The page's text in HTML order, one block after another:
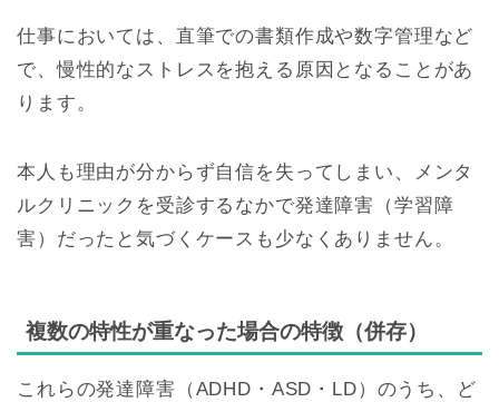
仕事においては、直筆での書類作成や数字管理など
で、慢性的なストレスを抱える原因となることがあ
ります。
本人も理由が分からず自信を失ってしまい、メンタ
ルクリニックを受診するなかで発達障害（学習障
害）だったと気づくケースも少なくありません。
複数の特性が重なった場合の特徴（併存）
これらの発達障害（ADHD・ASD・LD）のうち、ど